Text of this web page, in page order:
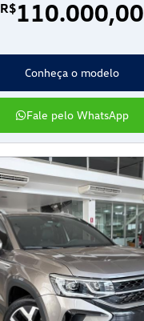
R$110.000,00
Conheça o modelo
Fale pelo WhatsApp